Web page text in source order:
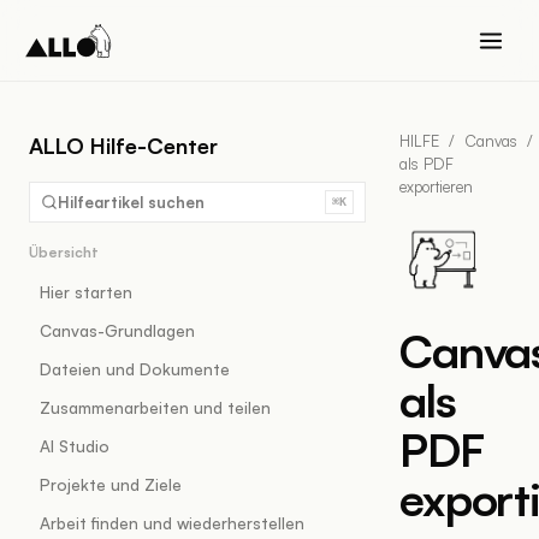
ALLO Hilfe-Center
Hilfeartikel suchen ⌘K
Übersicht
Hier starten
Canvas-Grundlagen
Dateien und Dokumente
Zusammenarbeiten und teilen
AI Studio
Projekte und Ziele
Arbeit finden und wiederherstellen
HILFE / Canvas /
als PDF
exportieren
als
PDF